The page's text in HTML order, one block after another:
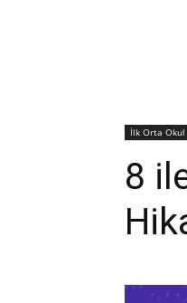
İlk Orta Okul
8